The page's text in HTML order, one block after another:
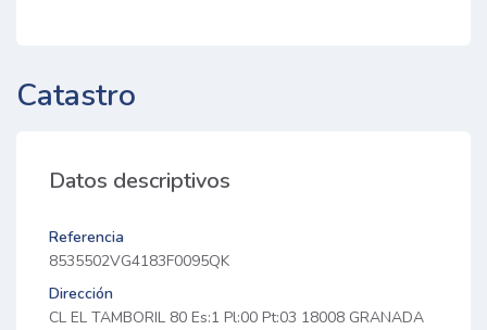
Catastro
Datos descriptivos
Referencia
8535502VG4183F0095QK
Dirección
CL EL TAMBORIL 80 Es:1 Pl:00 Pt:03 18008 GRANADA